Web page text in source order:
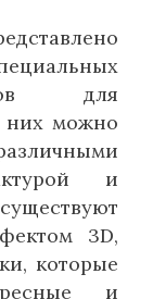
для
них можно
и
3D,
которые
и